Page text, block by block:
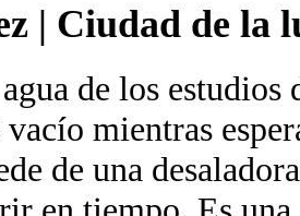
| Ciudad de la
de los
mientras
de una